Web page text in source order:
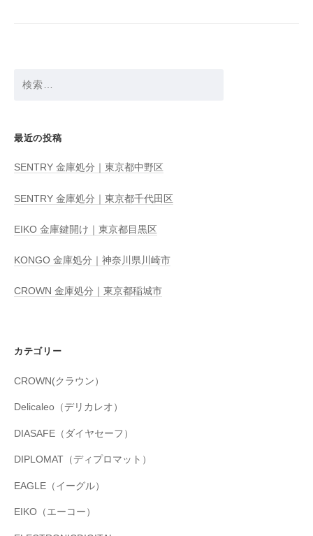
最近の投稿
SENTRY 金庫処分｜東京都中野区
SENTRY 金庫処分｜東京都千代田区
EIKO 金庫鍵開け｜東京都目黒区
KONGO 金庫処分｜神奈川県川崎市
CROWN 金庫処分｜東京都稲城市
カテゴリー
CROWN(クラウン）
Delicaleo（デリカレオ）
DIASAFE（ダイヤセーフ）
DIPLOMAT（ディプロマット）
EAGLE（イーグル）
EIKO（エーコー）